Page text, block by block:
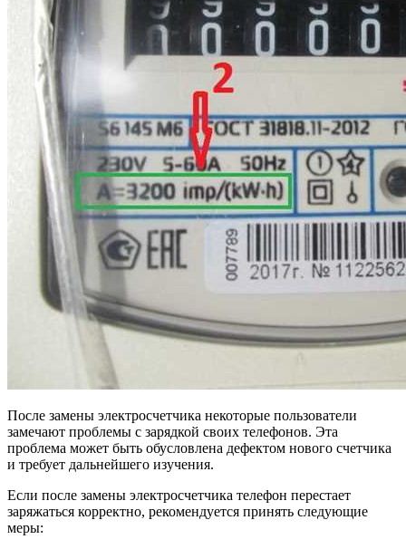
После замены электросчетчика некоторые пользователи
замечают проблемы с зарядкой своих телефонов. Эта
проблема может быть обусловлена дефектом нового счетчика
и требует дальнейшего изучения.
Если после замены электросчетчика телефон перестает
заряжаться корректно, рекомендуется принять следующие
меры: